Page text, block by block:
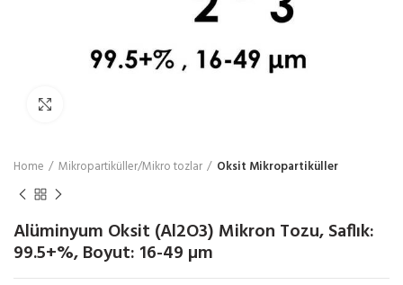
Home Mikropartiküller/Mikro tozlar Oksit Mikropartiküller
Alüminyum Oksit (Al2O3) Mikron Tozu, Saflık:
99.5+%, Boyut: 16-49 µm